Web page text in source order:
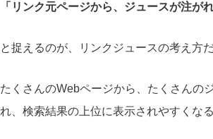
「リンク元ページから、ジュースが注が
と捉えるのが、リンクジュースの考え方だ
たくさんのWebページから、たくさんの
れ、検索結果の上位に表示されやすくな